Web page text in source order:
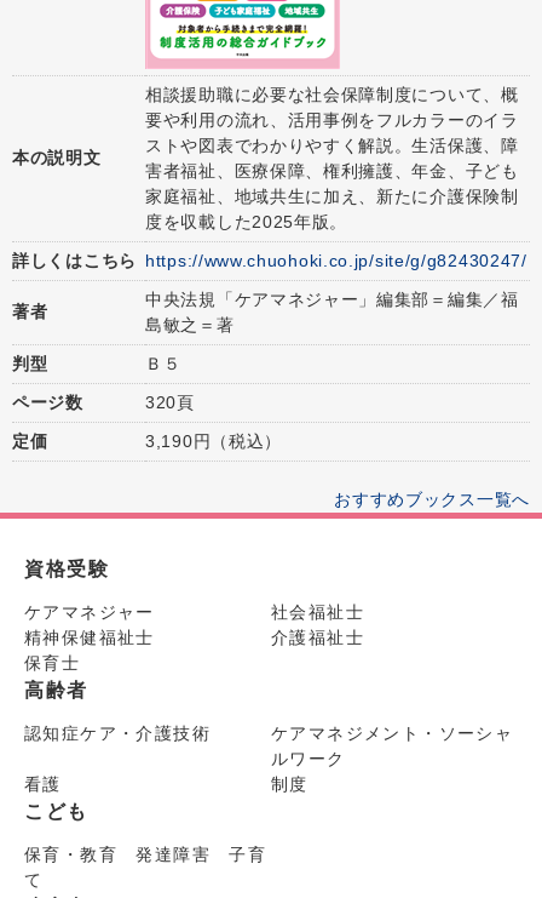
本の説明文
相談援助職に必要な社会保障制度について、概
要や利用の流れ、活用事例をフルカラーのイラ
ストや図表でわかりやすく解説。生活保護、障
害者福祉、医療保障、権利擁護、年金、子ども
家庭福祉、地域共生に加え、新たに介護保険制
度を収載した2025年版。
詳しくはこちら
https://www.chuohoki.co.jp/site/g/g82430247/
著者
中央法規「ケアマネジャー」編集部＝編集／福
島敏之＝著
判型
Ｂ５
ページ数
320頁
定価
3,190円（税込）
おすすめブックス一覧へ
資格受験
ケアマネジャー
社会福祉士
精神保健福祉士
介護福祉士
保育士
高齢者
認知症ケア・介護技術
ケアマネジメント・ソーシャ
ルワーク
看護
制度
こども
保育・教育 発達障害 子育
て